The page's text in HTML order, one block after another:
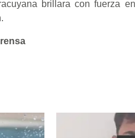
brillara con fuerza